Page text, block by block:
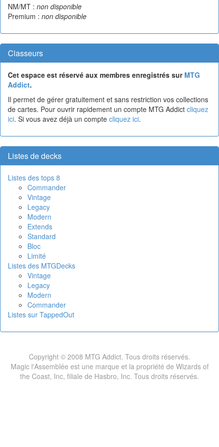
NM/MT : non disponible
Premium : non disponible
Classeurs
Cet espace est réservé aux membres enregistrés sur MTG
Addict.
Il permet de gérer gratuitement et sans restriction vos collections
de cartes. Pour ouvrir rapidement un compte MTG Addict cliquez
ici. Si vous avez déjà un compte cliquez ici.
Listes de decks
Listes des tops 8
Commander
Vintage
Legacy
Modern
Extends
Standard
Bloc
Limité
Listes des MTGDecks
Vintage
Legacy
Modern
Commander
Listes sur TappedOut
Copyright © 2008 MTG Addict. Tous droits réservés.
Magic l'Assemblée est une marque et la propriété de Wizards of
the Coast, Inc, filiale de Hasbro, Inc. Tous droits réservés.